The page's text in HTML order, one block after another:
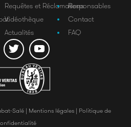
Requêtes et Réclamations
Vidéothèque
Actualités
Responsables
Contact
FAQ
Salé | Mentions légales | Politique de